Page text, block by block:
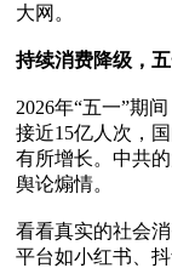
大网。
持续消费降级，
2026年“五一”期
接近15亿人次，
有所增长。中共
舆论煽情。
看看真实的社会
平台如小红书、